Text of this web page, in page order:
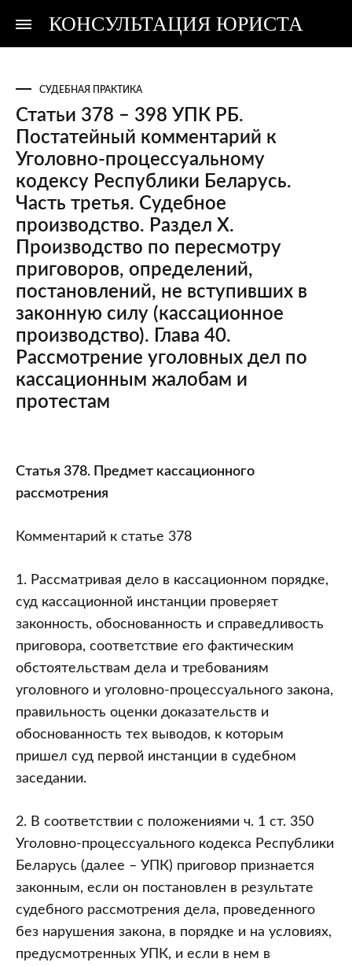
КОНСУЛЬТАЦИЯ ЮРИСТА
Консультация
Консультация
СУДЕБНАЯ ПРАКТИКА
Статьи 378 – 398 УПК РБ.
Постатейный комментарий к
Уголовно-процессуальному
кодексу Республики Беларусь.
Часть третья. Судебное
производство. Раздел X.
Производство по пересмотру
приговоров, определений,
постановлений, не вступивших в
законную силу (кассационное
производство). Глава 40.
Рассмотрение уголовных дел по
кассационным жалобам и
протестам
Статьи
378
398
РБ.
Постатейный
комментарий
к
Уголовно-
процессуальному
кодексу
Республики
Беларусь.
Часть
Судебное
производство.
Раздел
X.
Производство
по
пересмотру
Статья 378. Предмет кассационного
рассмотрения
Комментарий к статье 378
1. Рассматривая дело в кассационном порядке,
суд кассационной инстанции проверяет
законность, обоснованность и справедливость
приговора, соответствие его фактическим
обстоятельствам дела и требованиям
уголовного и уголовно-процессуального закона,
правильность оценки доказательств и
обоснованность тех выводов, к которым
пришел суд первой инстанции в судебном
заседании.
2. В соответствии с положениями ч. 1 ст. 350
Уголовно-процессуального кодекса Республики
Беларусь (далее – УПК) приговор признается
законным, если он постановлен в результате
судебного рассмотрения дела, проведенного
без нарушения закона, в порядке и на условиях,
предусмотренных УПК, и если в нем в